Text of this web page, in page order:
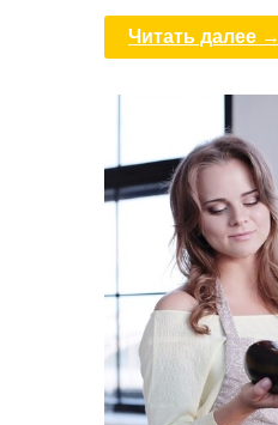
Читать далее →